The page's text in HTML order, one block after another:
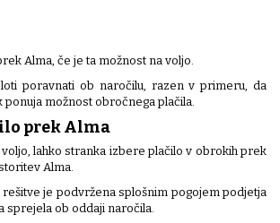
Alma, če je ta možnost na voljo.
poravnati ob naročilu, razen v primeru, da
možnost obročnega plačila.
prek Alma
lahko stranka izbere plačilo v obrokih prek
Alma.
je podvržena splošnim pogojem podjetja
sprejela ob oddaji naročila.